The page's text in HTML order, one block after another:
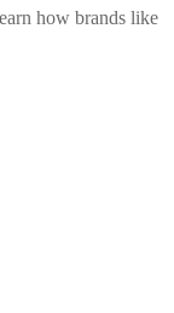
how brands like